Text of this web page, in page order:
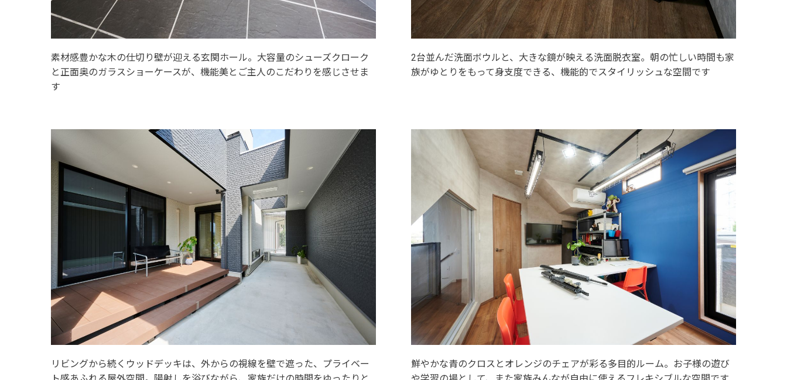
素材感豊かな木の仕切り壁が迎える玄関ホール。大容量のシューズクローク
と正面奥のガラスショーケースが、機能美とご主人のこだわりを感じさせま
す
2台並んだ洗面ボウルと、大きな鏡が映える洗面脱衣室。朝の忙しい時間も家
族がゆとりをもって身支度できる、機能的でスタイリッシュな空間です
リビングから続くウッドデッキは、外からの視線を壁で遮った、プライベー
鮮やかな青のクロスとオレンジのチェアが彩る多目的ルーム。お子様の遊び